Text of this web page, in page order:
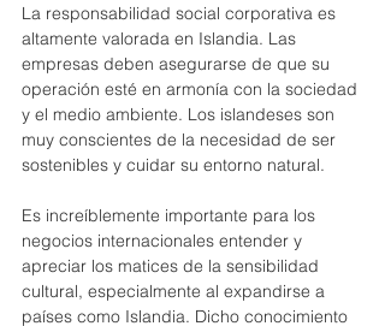
La responsabilidad social corporativa es
altamente valorada en Islandia. Las
empresas deben asegurarse de que su
operación esté en armonía con la sociedad
y el medio ambiente. Los islandeses son
muy conscientes de la necesidad de ser
sostenibles y cuidar su entorno natural.
Es increíblemente importante para los
negocios internacionales entender y
apreciar los matices de la sensibilidad
cultural, especialmente al expandirse a
países como Islandia. Dicho conocimiento